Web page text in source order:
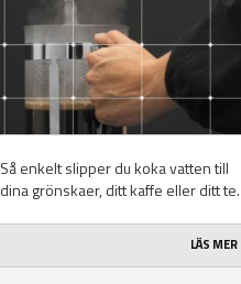
Så enkelt slipper du koka vatten till
dina grönskaer, ditt kaffe eller ditt te.
LÄS MER